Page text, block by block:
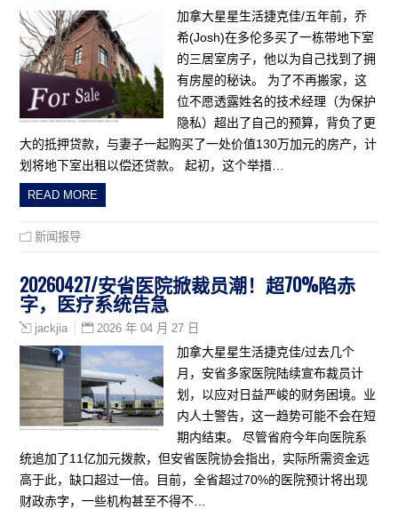
加拿大星星生活捷克佳/五年前，乔
希(Josh)在多伦多买了一栋带地下室
的三居室房子，他以为自己找到了拥
有房屋的秘诀。 为了不再搬家，这
位不愿透露姓名的技术经理（为保护
隐私）超出了自己的预算，背负了更
大的抵押贷款，与妻子一起购买了一处价值130万加元的房产，计
划将地下室出租以偿还贷款。 起初，这个举措…
READ MORE
新闻报导
20260427/安省医院掀裁员潮！超70%陷赤
字，医疗系统告急
jackjia 2026 年 04 月 27 日
加拿大星星生活捷克佳/过去几个
月，安省多家医院陆续宣布裁员计
划，以应对日益严峻的财务困境。业
内人士警告，这一趋势可能不会在短
期内结束。 尽管省府今年向医院系
统追加了11亿加元拨款，但安省医院协会指出，实际所需资金远
高于此，缺口超过一倍。目前，全省超过70%的医院预计将出现
财政赤字，一些机构甚至不得不…